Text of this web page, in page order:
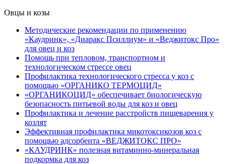
Овцы и козы
Методические рекомендации по применению
«Каудринк», «Диаракс Псиллиум» и «Веджитокс Про»
для овец и коз
Помощь при тепловом, транспортном и
технологическом стрессе овец
Профилактика технологического стресса у коз с
помощью «ОРГАНИКО ТЕРМОЦИД»
«ОРГАНИКОЦИД» обеспечивает биологическую
безопасность питьевой воды для коз и овец
Профилактика и лечение расстройств пищеварения у
козлят
Эффективная профилактика микотоксикозов коз с
помощью адсорбента «ВЕДЖИТОКС ПРО»
«КАУДРИНК» полезная витаминно-минеральная
подкормка для коз